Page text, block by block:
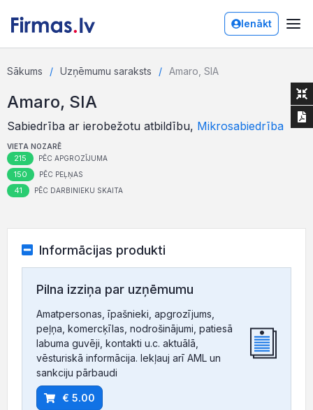
Ienākt
Sākums Uzņēmumu saraksts Amaro, SIA
Amaro, SIA
Sabiedrība ar ierobežotu atbildību, Mikrosabiedrība
VIETA NOZARĒ
215 PĒC APGROZĪJUMA
150 PĒC PEĻŅAS
41 PĒC DARBINIEKU SKAITA
Informācijas produkti
Pilna izziņa par uzņēmumu
Amatpersonas, īpašnieki, apgrozījums,
peļņa, komercķīlas, nodrošinājumi, patiesā
labuma guvēji, kontakti u.c. aktuālā,
vēsturiskā informācija. Iekļauj arī AML un
sankciju pārbaudi
€ 5.00